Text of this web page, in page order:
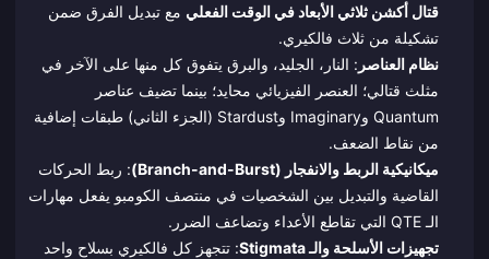
قتال أكشن ثلاثي الأبعاد في الوقت الفعلي مع تبديل الفرق ضمن
تشكيلة من ثلاث فالكيري.
نظام العناصر : النار، الجليد، والبرق يتفوق كل منها على الآخر في
مثلث قتالي؛ العنصر الفيزيائي محايد؛ بينما تضيف عناصر
Quantum وImaginary وStardust (الجزء الثاني) طبقات إضافية
من نقاط الضعف.
ميكانيكية الربط والانفجار (Branch-and-Burst)
: ربط الحركات
القاضية والتبديل بين الشخصيات في منتصف الكومبو يفعل مهارات
الـ QTE التي تقاطع الأعداء وتضاعف الضرر.
تجهيزات الأسلحة والـ Stigmata
: تتجهز كل فالكيري بسلاح واحد